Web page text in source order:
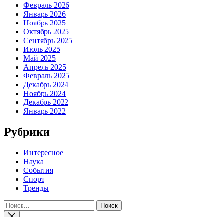
Февраль 2026
Январь 2026
Ноябрь 2025
Октябрь 2025
Сентябрь 2025
Июль 2025
Май 2025
Апрель 2025
Февраль 2025
Декабрь 2024
Ноябрь 2024
Декабрь 2022
Январь 2022
Рубрики
Интересное
Наука
События
Спорт
Тренды
Найти: